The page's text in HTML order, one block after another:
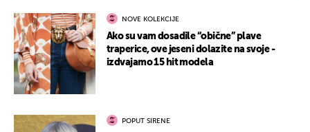
NOVE KOLEKCIJE
Ako su vam dosadile “obične” plave
traperice, ove jeseni dolazite na svoje -
izdvajamo 15 hit modela
POPUT SIRENE